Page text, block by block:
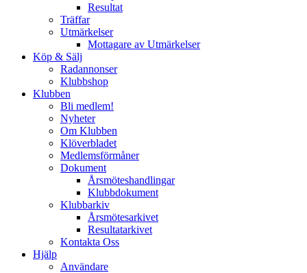
Resultat
Träffar
Utmärkelser
Mottagare av Utmärkelser
Köp & Sälj
Radannonser
Klubbshop
Klubben
Bli medlem!
Nyheter
Om Klubben
Klöverbladet
Medlemsförmåner
Dokument
Årsmöteshandlingar
Klubbdokument
Klubbarkiv
Årsmötesarkivet
Resultatarkivet
Kontakta Oss
Hjälp
Användare